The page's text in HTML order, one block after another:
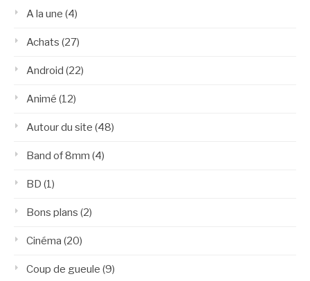
A la une (4)
Achats (27)
Android (22)
Animé (12)
Autour du site (48)
Band of 8mm (4)
BD (1)
Bons plans (2)
Cinéma (20)
Coup de gueule (9)